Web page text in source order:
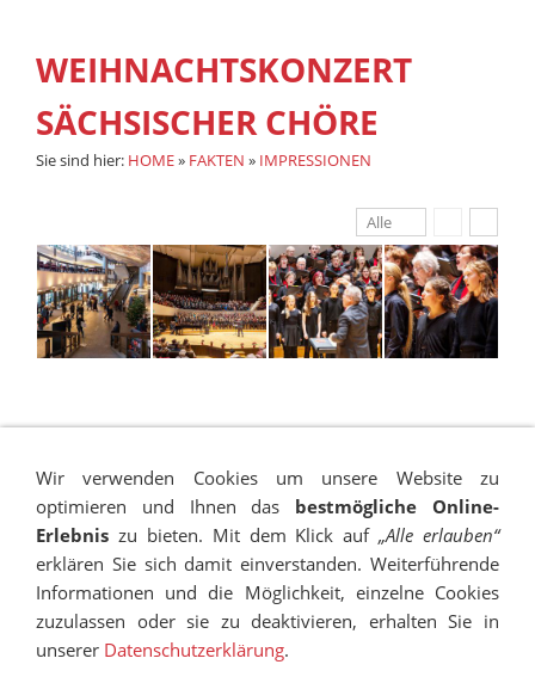
WEIHNACHTSKONZERT
SÄCHSISCHER CHÖRE
Sie sind hier: HOME» FAKTEN » IMPRESSIONEN
Alle
IMPRESSUM SITEMAP DATENSCHUTZ
BESCHWERDEMANAGEMENT
Wir verwenden Cookies um unsere Website zu
optimieren und Ihnen das bestmögliche Online-
Erlebnis zu bieten. Mit dem Klick auf„Alle erlauben“
erklären Sie sich damit einverstanden. Weiterführende
Informationen und die Möglichkeit, einzelne Cookies
zuzulassen oder sie zu deaktivieren, erhalten Sie in
unserer Datenschutzerklärung.